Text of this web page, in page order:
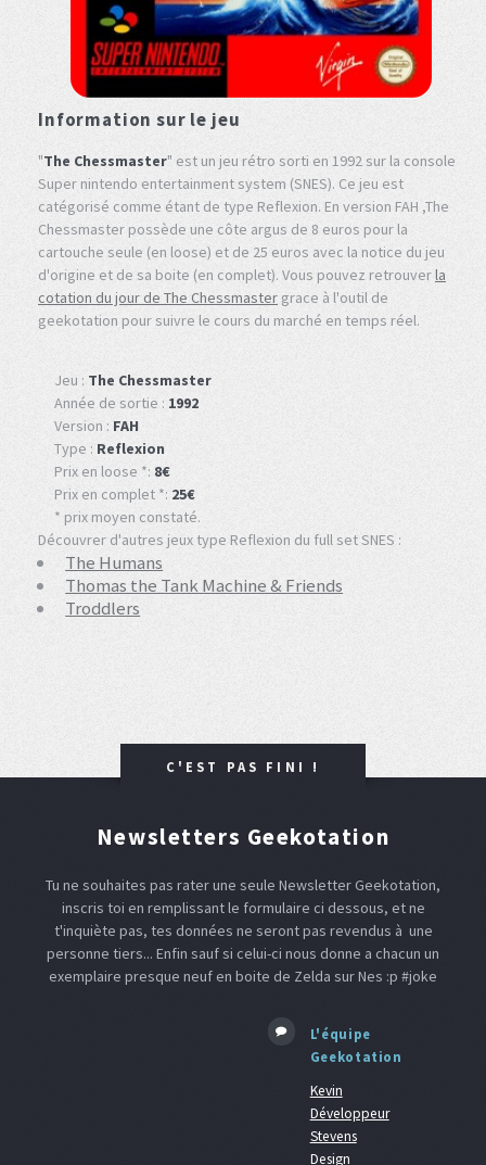
Information sur le jeu
"The Chessmaster" est un jeu rétro sorti en 1992 sur la console
Super nintendo entertainment system (SNES). Ce jeu est
catégorisé comme étant de type Reflexion. En version FAH ,The
Chessmaster possède une côte argus de 8 euros pour la
cartouche seule (en loose) et de 25 euros avec la notice du jeu
d'origine et de sa boite (en complet). Vous pouvez retrouverla
cotation du jour de The Chessmaster grace à l'outil de
geekotation pour suivre le cours du marché en temps réel.
Jeu : The Chessmaster
Année de sortie : 1992
Version : FAH
Type : Reflexion
Prix en loose *: 8€
Prix en complet *: 25€
* prix moyen constaté.
Découvrer d'autres jeux type Reflexion du full set SNES :
The Humans
Thomas the Tank Machine & Friends
Troddlers
C'EST PAS FINI !
Newsletters Geekotation
Tu ne souhaites pas rater une seule Newsletter Geekotation,
inscris toi en remplissant le formulaire ci dessous, et ne
t'inquiète pas, tes données ne seront pas revendus à une
personne tiers... Enfin sauf si celui-ci nous donne a chacun un
exemplaire presque neuf en boite de Zelda sur Nes :p #joke
L'équipe
Geekotation
Kevin
Développeur
Stevens
Design